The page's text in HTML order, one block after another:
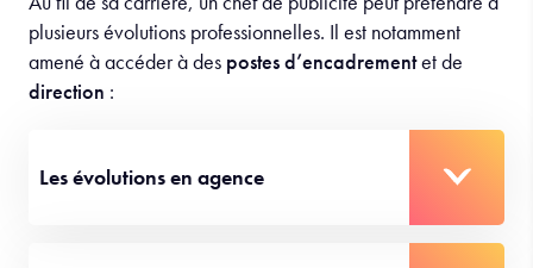
plusieurs évolutions professionnelles. Il est notamment
amené à accéder à des postes d’encadrementet de
direction :
Les évolutions en agence